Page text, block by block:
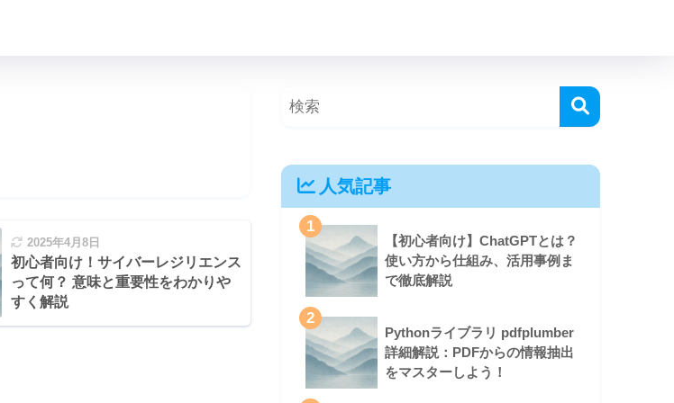
2025年4月8日
初心者向け！サイバーレジリエンス
って何？ 意味と重要性をわかりや
すく解説
人気記事
1
【初心者向け】ChatGPTとは？
使い方から仕組み、活用事例ま
で徹底解説
2
Pythonライブラリ pdfplumber
詳細解説：PDFからの情報抽出
をマスターしよう！